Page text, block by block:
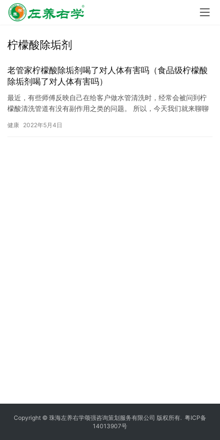
柠檬酸除垢剂
老管家柠檬酸除垢剂喝了对人体有害吗（食品级柠檬酸
除垢剂喝了对人体有害吗）
最近，有些师傅反映自己在给客户做水管清洗时，经常会被问到柠
檬酸清洗管道有没有副作用之类的问题。 所以，今天我们就来聊聊
活…
健康 2022年5月4日
Copyright © 珠海左养右学颂强咨询策划服务有限公司 版权所有. 粤ICP备
14013907号